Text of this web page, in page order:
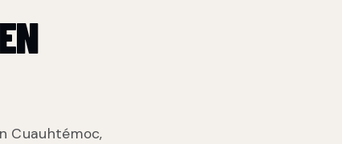
Cuauhtémoc,